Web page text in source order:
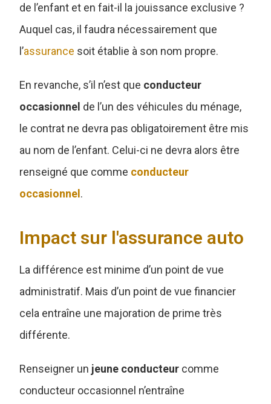
de l’enfant et en fait-il la jouissance exclusive ?
Auquel cas, il faudra nécessairement que
l’assurance soit établie à son nom propre.
En revanche, s’il n’est que conducteur
occasionnel de l’un des véhicules du ménage,
le contrat ne devra pas obligatoirement être mis
au nom de l’enfant. Celui-ci ne devra alors être
renseigné que comme conducteur
occasionnel.
Impact sur l'assurance auto
La différence est minime d’un point de vue
administratif. Mais d’un point de vue financier
cela entraîne une majoration de prime très
différente.
Renseigner un jeune conducteur comme
conducteur occasionnel n’entraîne